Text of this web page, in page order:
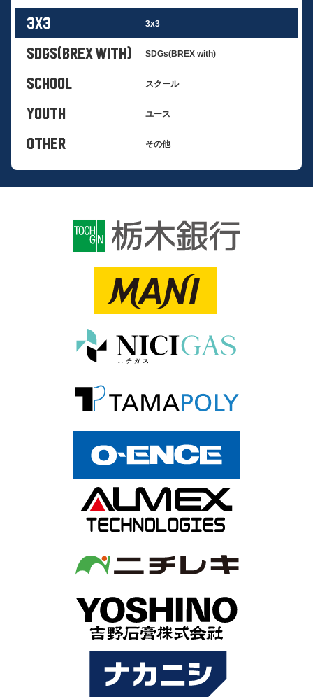
3x3 3x3
SDGs(BREX with) SDGs(BREX with)
SCHOOL スクール
YOUTH ユース
OTHER その他